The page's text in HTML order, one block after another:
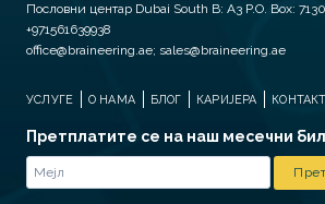
Пословни центар Dubai South B: A3 P.O. Box:
+971561639938
office@braineering.ae; sales@braineering.ae
УСЛУГЕ О НАМА БЛОГ КАРИЈЕРА КОНТАКТ
Претплатите се на наш месечни